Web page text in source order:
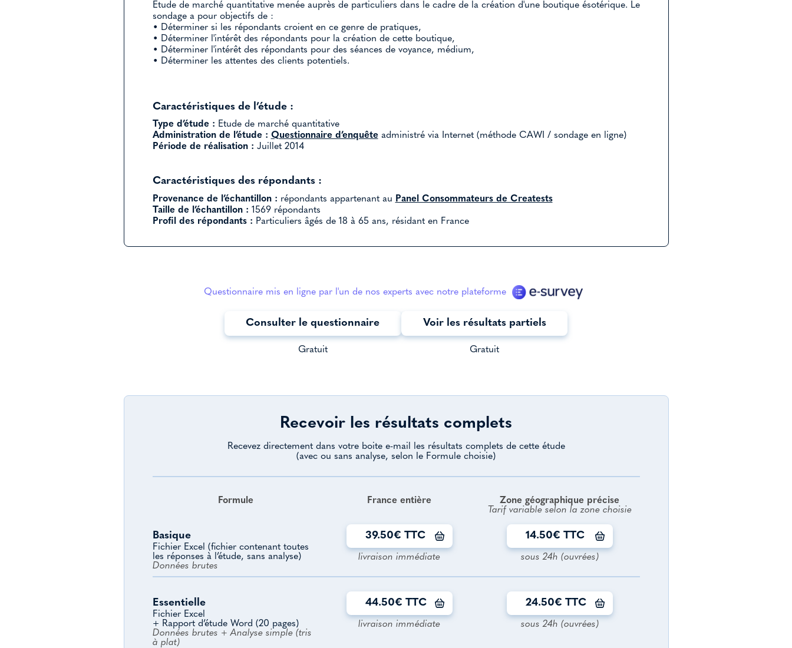
Etude de marché quantitative menée auprès de particuliers dans le cadre de la création d'une boutique ésotérique. Le
sondage a pour objectifs de :
• Déterminer si les répondants croient en ce genre de pratiques,
• Déterminer l'intérêt des répondants pour la création de cette boutique,
• Déterminer l'intérêt des répondants pour des séances de voyance, médium,
• Déterminer les attentes des clients potentiels.
Caractéristiques de l’étude :
Type d’étude : Etude de marché quantitative
Administration de l’étude : Questionnaire d’enquêteadministré via Internet (méthode CAWI / sondage en ligne)
Période de réalisation : Juillet 2014
Caractéristiques des répondants :
Provenance de l’échantillon : répondants appartenant au Panel Consommateurs de Creatests
Taille de l’échantillon : 1569 répondants
Profil des répondants : Particuliers âgés de 18 à 65 ans, résidant en France
Questionnaire mis en ligne par l'un de nos experts avec notre plateforme
Consulter le questionnaire
Gratuit
Voir les résultats partiels
Gratuit
Recevoir les résultats complets
Recevez directement dans votre boite e-mail les résultats complets de cette étude
(avec ou sans analyse, selon le Formule choisie)
Formule France entière
Zone géographique précise
Tarif variable selon la zone choisie
Basique
Fichier Excel (fichier contenant toutes
les réponses à l’étude, sans analyse)
Données brutes
39.50€ TTC
livraison immédiate
14.50€ TTC
sous 24h (ouvrées)
Essentielle
Fichier Excel
+ Rapport d’étude Word (20 pages)
Données brutes + Analyse simple (tris
à plat)
44.50€ TTC
livraison immédiate
24.50€ TTC
sous 24h (ouvrées)